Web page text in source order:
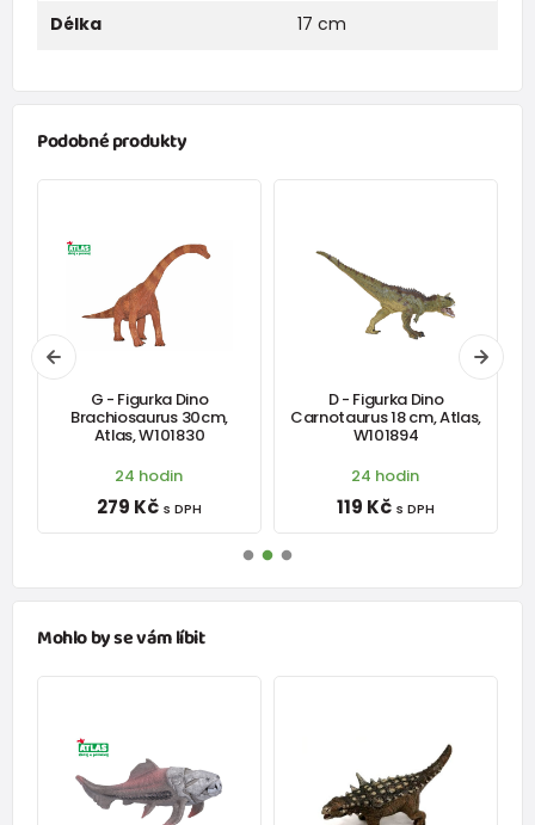
Délka 17 cm
Podobné produkty
G - Figurka Dino
Brachiosaurus 30cm,
Atlas, W101830
24 hodin
279 Kč s DPH
D - Figurka Dino
Carnotaurus 18 cm, Atlas,
W101894
24 hodin
119 Kč s DPH
Mohlo by se vám líbit